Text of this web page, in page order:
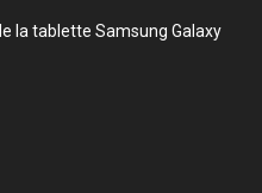
la tablette Samsung Galaxy